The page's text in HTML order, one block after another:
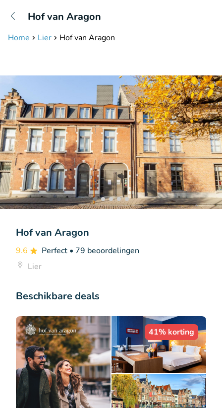
Hof van Aragon
Home Lier Hof van Aragon
Hof van Aragon
9.6 Perfect • 79 beoordelingen
Lier
Beschikbare deals
41% korting